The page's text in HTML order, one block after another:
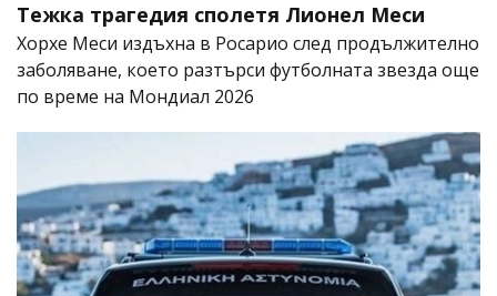
Тежка трагедия сполетя Лионел Меси
Хорхе Меси издъхна в Росарио след продължително
заболяване, което разтърси футболната звезда още
по време на Мондиал 2026